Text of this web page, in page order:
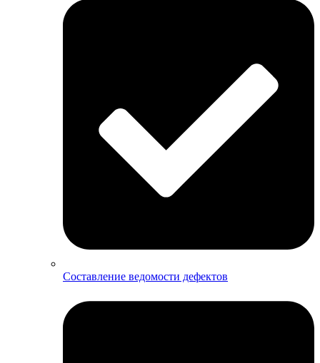
Составление ведомости дефектов